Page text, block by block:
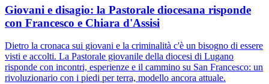
Giovani e disagio: la Pastorale diocesana risponde
con Francesco e Chiara d'Assisi
Dietro la cronaca sui giovani e la criminalità c'è un bisogno di essere
visti e accolti. La Pastorale giovanile della diocesi di Lugano
risponde con incontri, esperienze e il cammino su San Francesco: un
rivoluzionario con i piedi per terra, modello ancora attuale.